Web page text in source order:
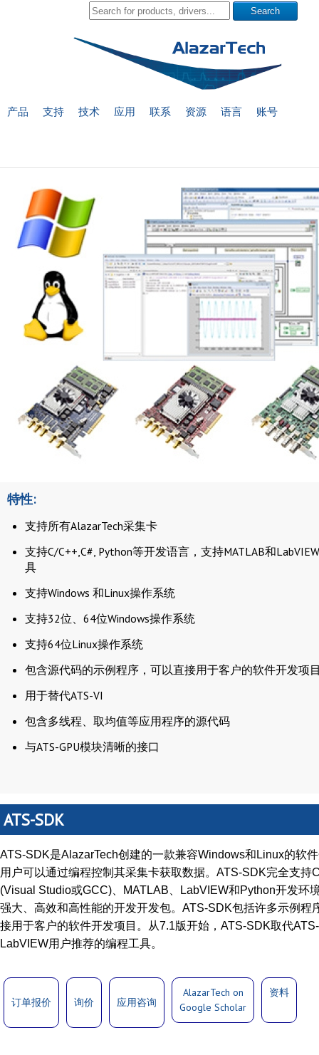
产品 支持 技术 应用 联系 资源 语言 账号
特性:
支持所有AlazarTech采集卡
支持C/C++,C#, Python等开发语言，支持MATLAB和
具
支持Windows 和Linux操作系统
支持32位、64位Windows操作系统
支持64位Linux操作系统
包含源代码的示例程序，可以直接用于客户的软件开发项
用于替代ATS-VI
包含多线程、取均值等应用程序的源代码
与ATS-GPU模块清晰的接口
ATS-SDK
ATS-SDK是AlazarTech创建的一款兼容Windows和Linux的软
用户可以通过编程控制其采集卡获取数据。 ATS-SDK完全支持
(Visual Studio或GCC)、 MATLAB、 LabVIEW和Python开发环
强大、高效和高性能的开发开发包。 ATS-SDK包括许多示例程
接用于客户的软件开发项目。从7.1版开始， ATS-SDK取代
LabVIEW用户推荐的编程工具。
订单报价 询价 应用咨询
AlazarTech on
Google Scholar
资料